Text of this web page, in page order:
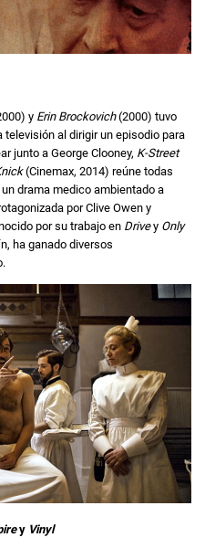
y Erin Brockovich(2000) tuvo
al dirigir un episodio para
junto a George Clooney, K-Street
(Cinemax, 2014) reúne todas
drama medico ambientado a
por Clive Owen y
por su trabajo en Drivey Only
ha ganado diversos
y Vinyl